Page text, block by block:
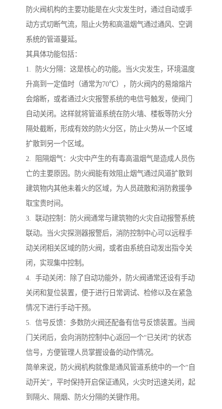
防火阀机构的主要功能是在火灾发生时，通过自动或手
动方式切断气流，阻止火势和高温烟气通过通风、空调
系统的管道蔓延。
其具体功能包括：
1. 防火分隔：这是核心的功能。当火灾发生，环境温度
升高到一定值时（通常为70℃），防火阀内的易熔熔片
会熔断，或者通过火灾报警系统的电信号触发，使阀门
自动关闭。这样就将管道系统在防火墙、楼板等防火分
隔处截断，形成有效的防火分区，防止火势从一个区域
扩散到另一个区域。
2. 阻隔烟气：火灾中产生的有毒高温烟气是造成人员伤
亡的主要原因。防火阀能有效阻止烟气通过风道扩散到
建筑物内其他未着火的区域，为人员疏散和消防救援争
取宝贵时间。
3. 联动控制：防火阀通常与建筑物的火灾自动报警系统
联动。当火灾探测器报警后，消防控制中心可以远程手
动关闭相关区域的防火阀，或者由系统自动发出指令关
闭，实现集中控制。
4. 手动关闭：除了自动功能外，防火阀通常还设有手动
关闭和复位装置，便于进行日常调试、检修以及在紧急
情况下进行手动干预。
5. 信号反馈：多数防火阀还配备有信号反馈装置。当阀
门关闭后，会向消防控制中心返回一个“已关闭”的状态
信号，方便管理人员掌握设备的动作情况。
简单来说，防火阀机构就像是通风管道系统中的一个“自
动开关”，平时保持开启保证通风，火灾时迅速关闭，起
到隔火、隔烟、防火分隔的关键作用。